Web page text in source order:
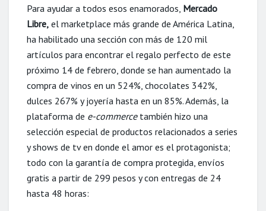
Para ayudar a todos esos enamorados, Mercado
Libre, el marketplace más grande de América Latina,
ha habilitado una sección con más de 120 mil
artículos para encontrar el regalo perfecto de este
próximo 14 de febrero, donde se han aumentado la
compra de vinos en un 524%, chocolates 342%,
dulces 267% y joyería hasta en un 85%. Además, la
plataforma de e-commercetambién hizo una
selección especial de productos relacionados a series
y shows de tv en donde el amor es el protagonista;
todo con la garantía de compra protegida, envíos
gratis a partir de 299 pesos y con entregas de 24
hasta 48 horas: